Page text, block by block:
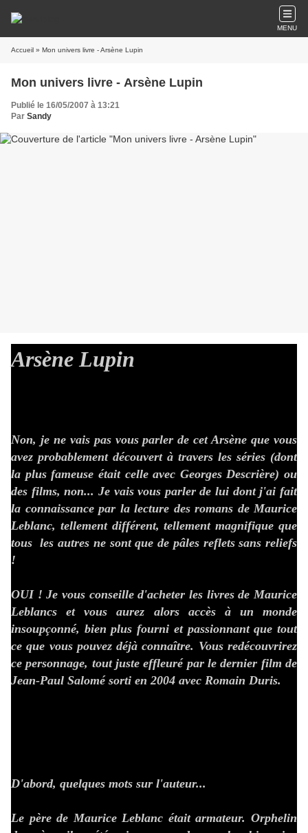
MENU
Accueil » Mon univers livre - Arsène Lupin
Mon univers livre - Arsène Lupin
Publié le 16/05/2007 à 13:21
Par Sandy
Arsène Lupin
Non, je ne vais pas vous parler de cet Arsène que vous
avez probablement découvert à travers les séries (dont
la plus fameuse était celle avec Georges Descrière) ou
des films, non... Je vais vous parler de lui dont j'ai fait
la connaissance par la lecture des romans de Maurice
Leblanc, tellement différent, tellement magnifique que
tous les autres ne sont que de pâles reflets sans reliefs
!
OUI ! Je vous conseille d'acheter les livres de Maurice
Leblancs et vous aurez alors accès à un monde
insoupçonné, bien plus fourni et passionnant que tout
ce que vous pouvez déjà connaître. Vous redécouvrirez
ce personnage, tout juste effleuré par le dernier film de
Jean-Paul Salomé sorti en 2004 avec Romain Duris.
D'abord, quelques mots sur l'auteur...
Le père de Maurice Leblanc était armateur. Orphelin